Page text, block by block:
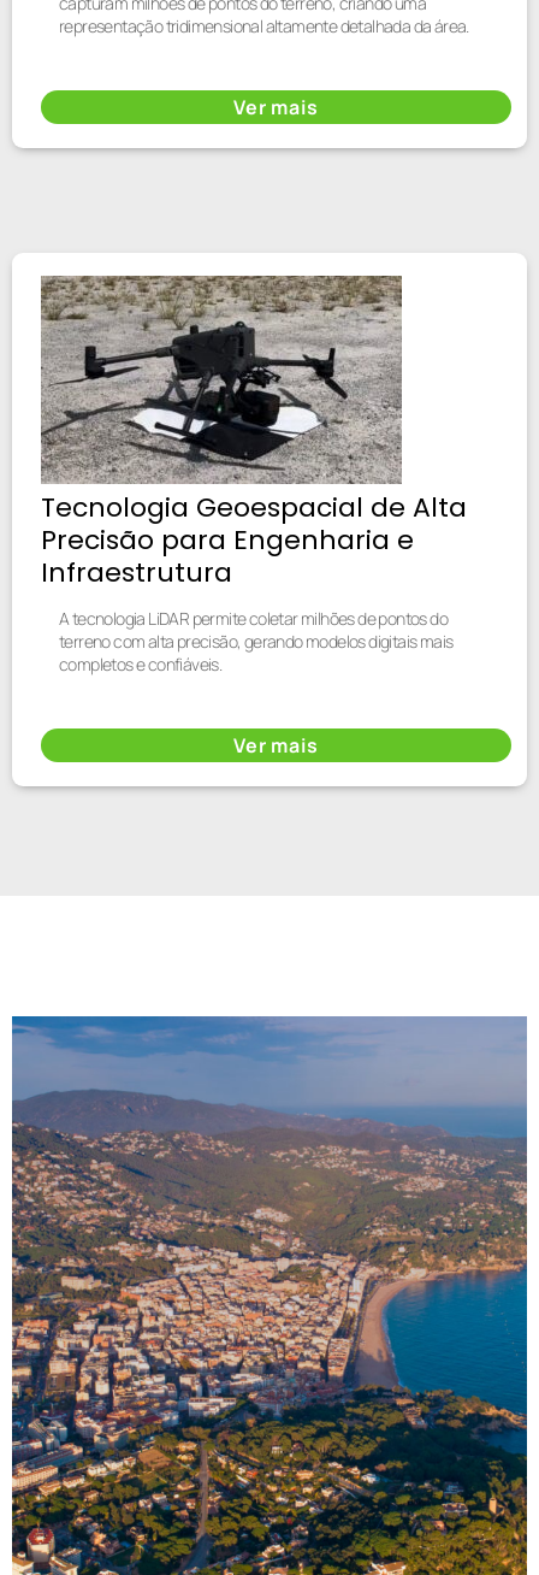
representação tridimensional altamente detalhada da área.
Ver mais
Tecnologia Geoespacial de Alta
Precisão para Engenharia e
Infraestrutura
A tecnologia LiDAR permite coletar milhões de pontos do
terreno com alta precisão, gerando modelos digitais mais
completos e confiáveis.
Ver mais